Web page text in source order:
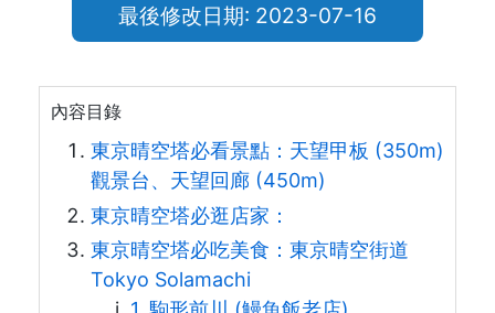
最後修改日期: 2023-07-16
內容目錄
東京晴空塔必看景點：天望甲板 (350m)
觀景台、天望回廊 (450m)
東京晴空塔必逛店家：
東京晴空塔必吃美食：東京晴空街道
Tokyo Solamachi